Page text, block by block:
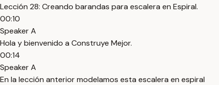
Lección 28: Creando barandas para escalera en Espiral.
00:10
Speaker A
Hola y bienvenido a Construye Mejor.
00:14
Speaker A
En la lección anterior modelamos esta escalera en espiral